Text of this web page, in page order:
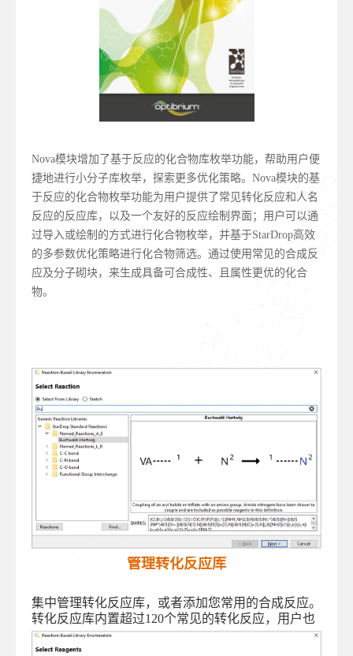
Nova模块增加了基于反应的化合物库枚举功能，帮助用户便
捷地进行小分子库枚举，探索更多优化策略。Nova模块的基
于反应的化合物枚举功能为用户提供了常见转化反应和人名
反应的反应库，以及一个友好的反应绘制界面；用户可以通
过导入或绘制的方式进行化合物枚举，并基于StarDrop高效
的多参数优化策略进行化合物筛选。通过使用常见的合成反
应及分子砌块，来生成具备可合成性、且属性更优的化合
物。
管理转化反应库
集中管理转化反应库，或者添加您常用的合成反应。
转化反应库内置超过120个常见的转化反应，用户也
可以绘制新的转化反应并添加其中。